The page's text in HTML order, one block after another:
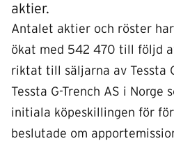
aktier.
Antalet aktier och röster
ökat med 542 470 till följd
riktat till säljarna av Tessta
Tessta G-Trench AS i Norge
initiala köpeskillingen för
beslutade om